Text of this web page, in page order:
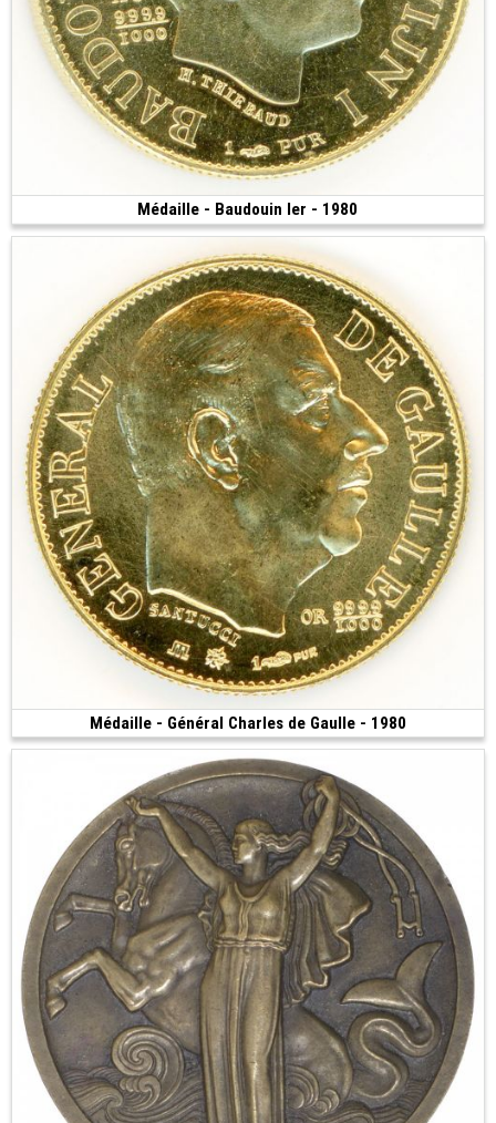
Médaille - Baudouin Ier - 1980
(1980 • Pessac • 6.45 g • 21 mm)
Médaille - Général Charles de Gaulle - 1980
(1980 • Pessac • 6.45 g • 21 mm)